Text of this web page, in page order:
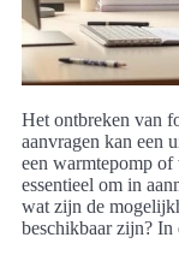
Het ontbreken van
aanvragen kan een
een warmtepomp
essentieel om in
wat zijn de
beschikbaar zijn?